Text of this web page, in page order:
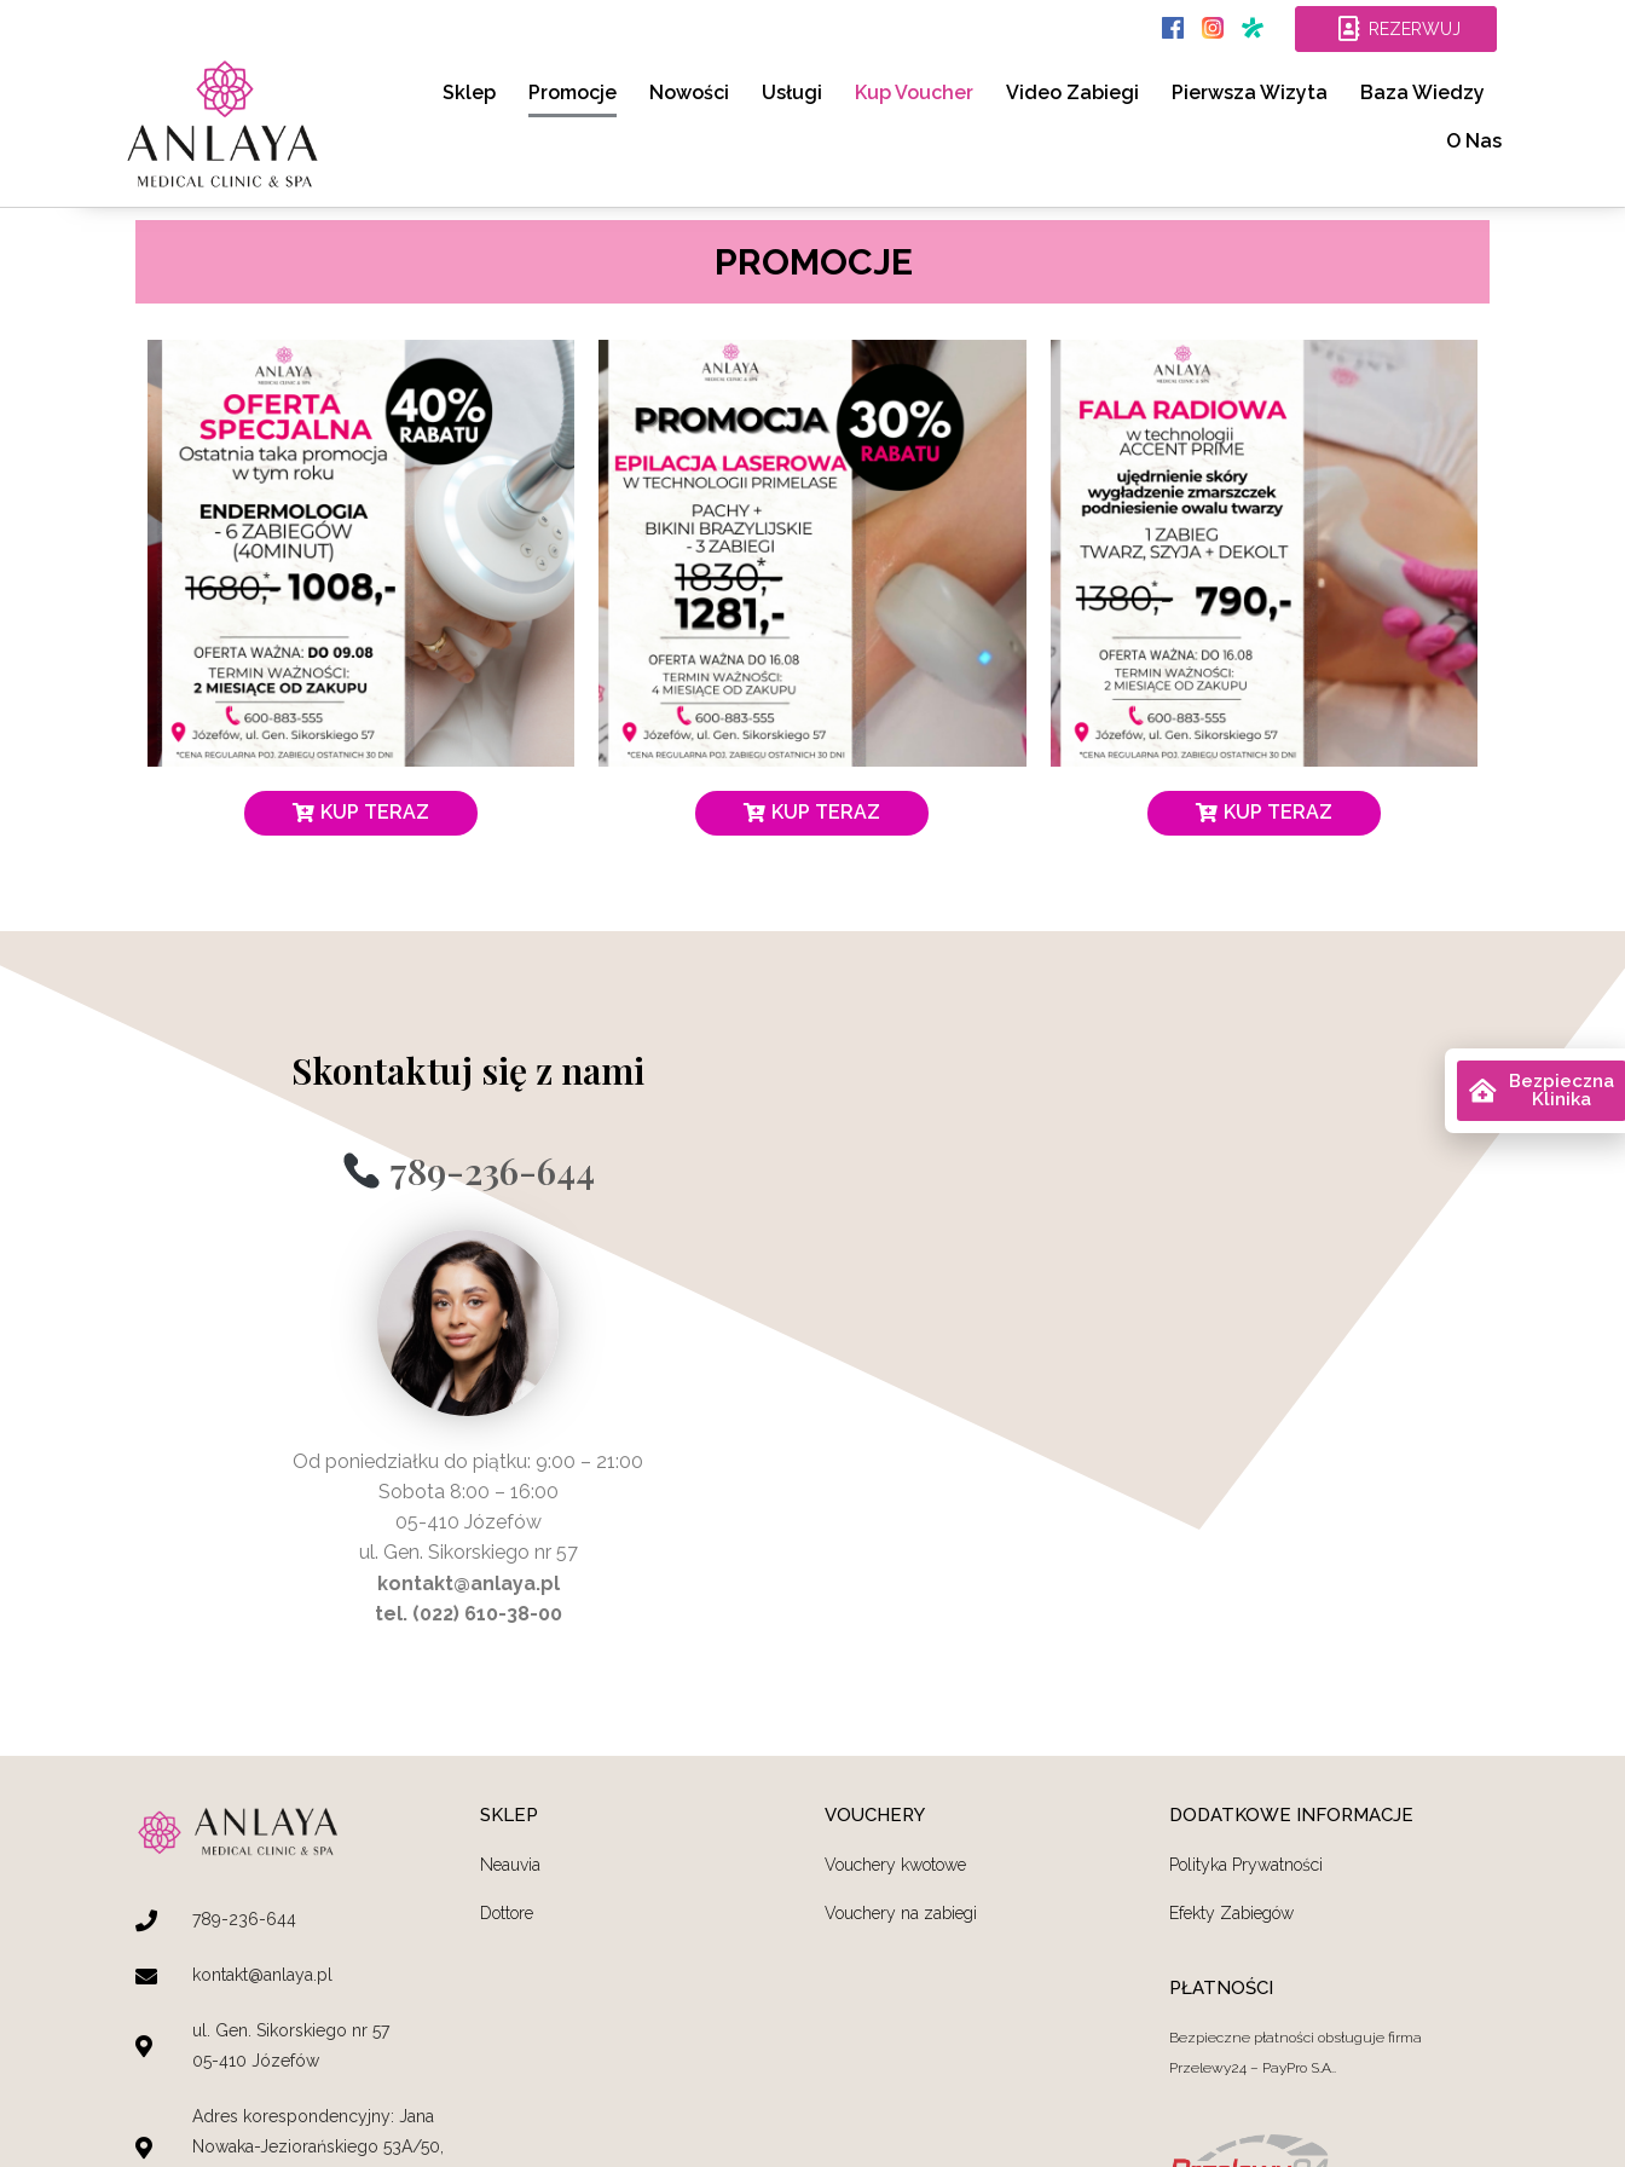
REZERWUJ
Sklep Promocje Nowości Usługi Kup Voucher Video Zabiegi Pierwsza Wizyta Baza Wiedzy
O Nas
PROMOCJE
KUP TERAZ KUP TERAZ KUP TERAZ
Skontaktuj się z nami
789-236-644
Od poniedziałku do piątku: 9:00 – 21:00
Sobota 8:00 – 16:00
05-410 Józefów
ul. Gen. Sikorskiego nr 57
kontakt@anlaya.pl
tel. (022) 610-38-00
789-236-644
kontakt@anlaya.pl
ul. Gen. Sikorskiego nr 57
05-410 Józefów
Adres korespondencyjny: Jana
Nowaka-Jeziorańskiego 53A/50,
SKLEP
Neauvia
Dottore
VOUCHERY
Vouchery kwotowe
Vouchery na zabiegi
DODATKOWE INFORMACJE
Polityka Prywatności
Efekty Zabiegów
PŁATNOŚCI
Bezpieczne płatności obsługuje firma
Przelewy24 – PayPro S.A..
Bezpieczna
Klinika